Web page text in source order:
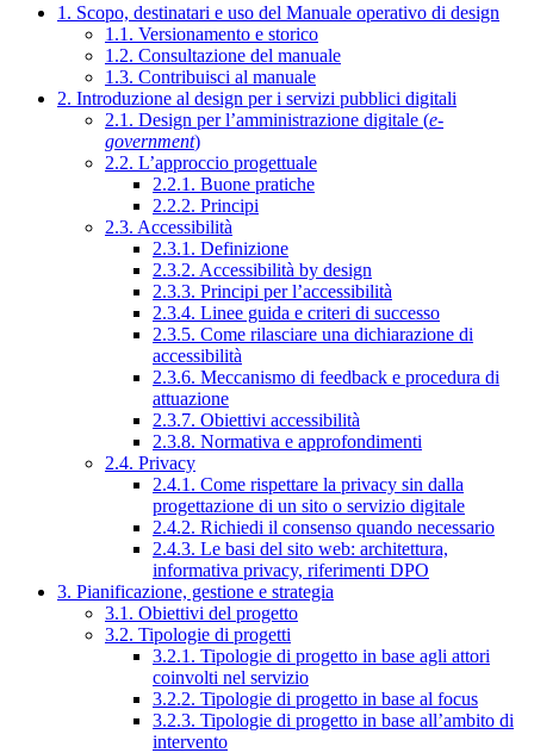
1. Scopo, destinatari e uso del Manuale operativo di design
1.1. Versionamento e storico
1.2. Consultazione del manuale
1.3. Contribuisci al manuale
2. Introduzione al design per i servizi pubblici digitali
2.1. Design per l’amministrazione digitale (e-
government)
2.2. L’approccio progettuale
2.2.1. Buone pratiche
2.2.2. Principi
2.3. Accessibilità
2.3.1. Definizione
2.3.2. Accessibilità by design
2.3.3. Principi per l’accessibilità
2.3.4. Linee guida e criteri di successo
2.3.5. Come rilasciare una dichiarazione di
accessibilità
2.3.6. Meccanismo di feedback e procedura di
attuazione
2.3.7. Obiettivi accessibilità
2.3.8. Normativa e approfondimenti
2.4. Privacy
2.4.1. Come rispettare la privacy sin dalla
progettazione di un sito o servizio digitale
2.4.2. Richiedi il consenso quando necessario
2.4.3. Le basi del sito web: architettura,
informativa privacy, riferimenti DPO
3. Pianificazione, gestione e strategia
3.1. Obiettivi del progetto
3.2. Tipologie di progetti
3.2.1. Tipologie di progetto in base agli attori
coinvolti nel servizio
3.2.2. Tipologie di progetto in base al focus
3.2.3. Tipologie di progetto in base all’ambito di
intervento